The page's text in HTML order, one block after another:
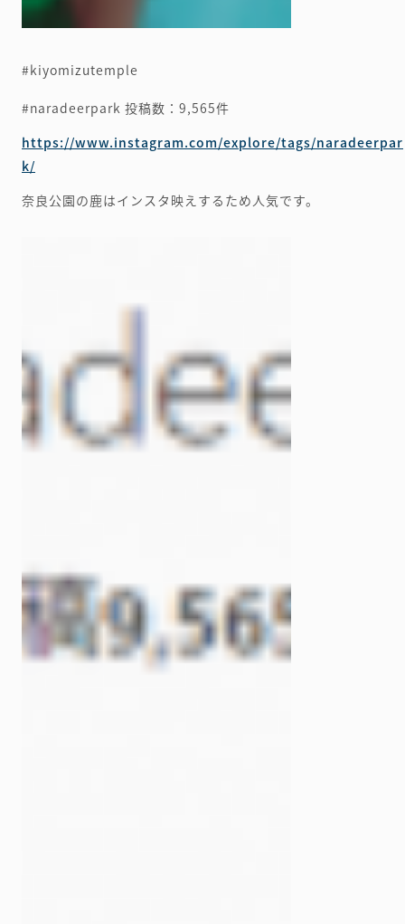
#kiyomizutemple
#naradeerpark 投稿数：9,565件
https://www.instagram.com/explore/tags/naradeerpar
k/
奈良公園の鹿はインスタ映えするため人気です。